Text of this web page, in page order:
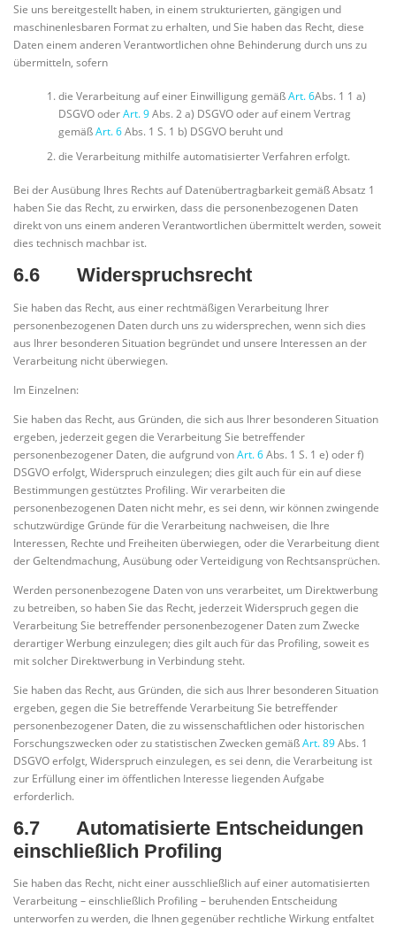
Sie uns bereitgestellt haben, in einem strukturierten, gängigen und
maschinenlesbaren Format zu erhalten, und Sie haben das Recht, diese
Daten einem anderen Verantwortlichen ohne Behinderung durch uns zu
übermitteln, sofern
die Verarbeitung auf einer Einwilligung gemäßArt. 6Abs. 1 1 a)
DSGVO oderArt. 9Abs. 2 a) DSGVO oder auf einem Vertrag
gemäßArt. 6Abs. 1 S. 1 b) DSGVO beruht und
die Verarbeitung mithilfe automatisierter Verfahren erfolgt.
Bei der Ausübung Ihres Rechts auf Datenübertragbarkeit gemäß Absatz 1
haben Sie das Recht, zu erwirken, dass die personenbezogenen Daten
direkt von uns einem anderen Verantwortlichen übermittelt werden, soweit
dies technisch machbar ist.
6.6 Widerspruchsrecht
Sie haben das Recht, aus einer rechtmäßigen Verarbeitung Ihrer
personenbezogenen Daten durch uns zu widersprechen, wenn sich dies
aus Ihrer besonderen Situation begründet und unsere Interessen an der
Verarbeitung nicht überwiegen.
Im Einzelnen:
Sie haben das Recht, aus Gründen, die sich aus Ihrer besonderen Situation
ergeben, jederzeit gegen die Verarbeitung Sie betreffender
personenbezogener Daten, die aufgrund vonArt. 6Abs. 1 S. 1 e) oder f)
DSGVO erfolgt, Widerspruch einzulegen; dies gilt auch für ein auf diese
Bestimmungen gestütztes Profiling. Wir verarbeiten die
personenbezogenen Daten nicht mehr, es sei denn, wir können zwingende
schutzwürdige Gründe für die Verarbeitung nachweisen, die Ihre
Interessen, Rechte und Freiheiten überwiegen, oder die Verarbeitung dient
der Geltendmachung, Ausübung oder Verteidigung von Rechtsansprüchen.
Werden personenbezogene Daten von uns verarbeitet, um Direktwerbung
zu betreiben, so haben Sie das Recht, jederzeit Widerspruch gegen die
Verarbeitung Sie betreffender personenbezogener Daten zum Zwecke
derartiger Werbung einzulegen; dies gilt auch für das Profiling, soweit es
mit solcher Direktwerbung in Verbindung steht.
Sie haben das Recht, aus Gründen, die sich aus Ihrer besonderen Situation
ergeben, gegen die Sie betreffende Verarbeitung Sie betreffender
personenbezogener Daten, die zu wissenschaftlichen oder historischen
Forschungszwecken oder zu statistischen Zwecken gemäßArt. 89Abs. 1
DSGVO erfolgt, Widerspruch einzulegen, es sei denn, die Verarbeitung ist
zur Erfüllung einer im öffentlichen Interesse liegenden Aufgabe
erforderlich.
6.7 Automatisierte Entscheidungen
einschließlich Profiling
Sie haben das Recht, nicht einer ausschließlich auf einer automatisierten
Verarbeitung – einschließlich Profiling – beruhenden Entscheidung
unterworfen zu werden, die Ihnen gegenüber rechtliche Wirkung entfaltet